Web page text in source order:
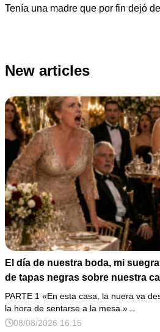
Tenía una madre que por fin dejó
New articles
El día de nuestra boda, mi
de tapas negras sobre nuestra
marcharse, dijo: «En esta
una misma regla…».
PARTE 1 «En esta casa, la nuera va
la hora de sentarse a la mesa.»…
08/08/2026 16:15